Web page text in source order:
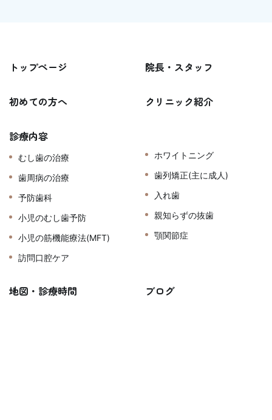
トップページ 院長・スタッフ
初めての方へ クリニック紹介
診療内容
むし歯の治療
歯周病の治療
予防歯科
小児のむし歯予防
小児の筋機能療法(MFT)
訪問口腔ケア
ホワイトニング
歯列矯正(主に成人)
入れ歯
親知らずの抜歯
顎関節症
地図・診療時間 ブログ